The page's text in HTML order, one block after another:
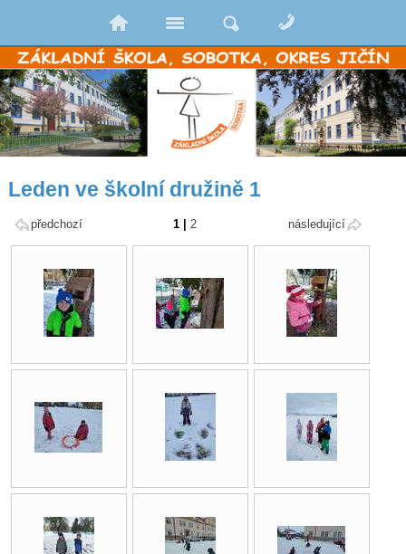
Leden ve školní družině 1
předchozí 1 2 následující